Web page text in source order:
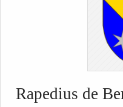
Rapedius de